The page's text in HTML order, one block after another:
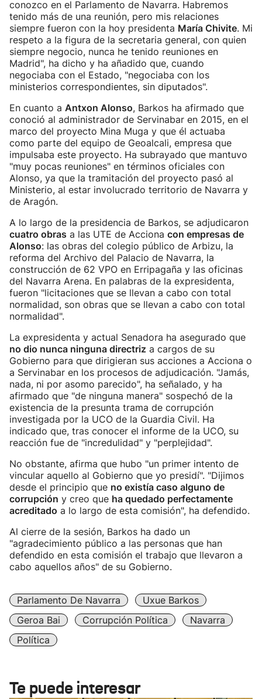
conozco en el Parlamento de Navarra. Habremos
tenido más de una reunión, pero mis relaciones
siempre fueron con la hoy presidenta María Chivite. Mi
respeto a la figura de la secretaria general, con quien
siempre negocio, nunca he tenido reuniones en
Madrid", ha dicho y ha añadido que, cuando
negociaba con el Estado, "negociaba con los
ministerios correspondientes, sin diputados".
En cuanto a Antxon Alonso, Barkos ha afirmado que
conoció al administrador de Servinabar en 2015, en el
marco del proyecto Mina Muga y que él actuaba
como parte del equipo de Geoalcali, empresa que
impulsaba este proyecto. Ha subrayado que mantuvo
"muy pocas reuniones" en términos oficiales con
Alonso, ya que la tramitación del proyecto pasó al
Ministerio, al estar involucrado territorio de Navarra y
de Aragón.
A lo largo de la presidencia de Barkos, se adjudicaron
cuatro obras a las UTE de Acciona con empresas de
Alonso: las obras del colegio público de Arbizu, la
reforma del Archivo del Palacio de Navarra, la
construcción de 62 VPO en Erripagaña y las oficinas
del Navarra Arena. En palabras de la expresidenta,
fueron "licitaciones que se llevan a cabo con total
normalidad, son obras que se llevan a cabo con total
normalidad".
La expresidenta y actual Senadora ha asegurado que
no dio nunca ninguna directriz a cargos de su
Gobierno para que dirigieran sus acciones a Acciona o
a Servinabar en los procesos de adjudicación. "Jamás,
nada, ni por asomo parecido", ha señalado, y ha
afirmado que "de ninguna manera" sospechó de la
existencia de la presunta trama de corrupción
investigada por la UCO de la Guardia Civil. Ha
indicado que, tras conocer el informe de la UCO, su
reacción fue de "incredulidad" y "perplejidad".
No obstante, afirma que hubo "un primer intento de
vincular aquello al Gobierno que yo presidí". "Dijimos
desde el principio que no existía caso alguno de
corrupción y creo que ha quedado perfectamente
acreditado a lo largo de esta comisión", ha defendido.
Al cierre de la sesión, Barkos ha dado un
"agradecimiento público a las personas que han
defendido en esta comisión el trabajo que llevaron a
cabo aquellos años" de su Gobierno.
Parlamento De Navarra
Uxue Barkos
Geroa Bai
Corrupción Política
Navarra
Política
Te puede interesar